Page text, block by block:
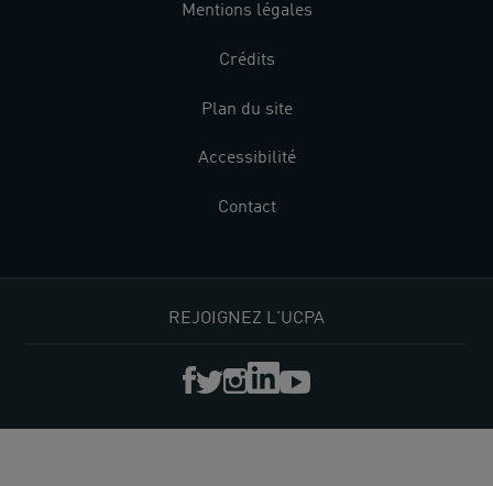
Mentions légales
Crédits
Plan du site
Accessibilité
Contact
REJOIGNEZ L'UCPA